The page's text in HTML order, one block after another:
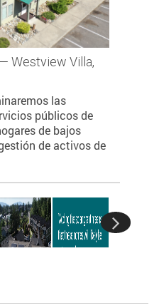
Westview Villa,
las
públicos de
de bajos
de activos de